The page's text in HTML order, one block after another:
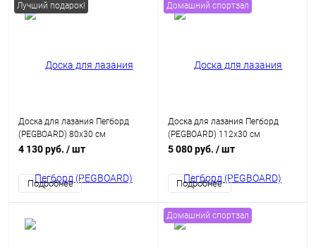
Лучший подарок!
Доска для лазания Пегборд
(PEGBOARD) 80х30 см
4 130 руб. / шт
Подробнее
Домашний спортзал
Доска для лазания Пегборд
(PEGBOARD) 112х30 см
5 080 руб. / шт
Подробнее
Домашний спортзал